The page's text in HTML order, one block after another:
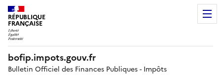
RÉPUBLIQUE
FRANÇAISE
bofip.impots.gouv.fr
Bulletin Officiel des Finances Publiques - Impôts